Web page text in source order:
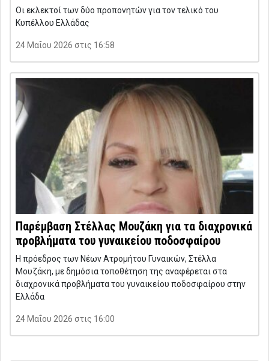
Οι εκλεκτοί των δύο προπονητών για τον τελικό του
Κυπέλλου Ελλάδας
24 Μαΐου 2026 στις 16:58
Παρέμβαση Στέλλας Μουζάκη για τα διαχρονικά
προβλήματα του γυναικείου ποδοσφαίρου
Η πρόεδρος των Νέων Ατρομήτου Γυναικών, Στέλλα
Μουζάκη, με δημόσια τοποθέτηση της αναφέρεται στα
διαχρονικά προβλήματα του γυναικείου ποδοσφαίρου στην
Ελλάδα
24 Μαΐου 2026 στις 16:00